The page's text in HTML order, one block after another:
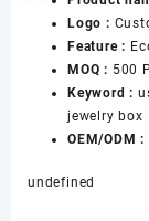
Packaging
数
量
Logo :
Feature :
MOQ : 500
Keyword :
jewelry box
OEM/ODM :
undefined